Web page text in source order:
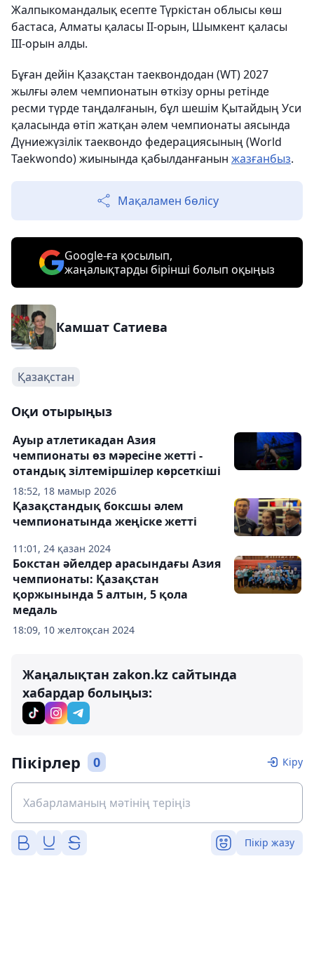
Жалпыкомандалық есепте Түркістан облысы көш
бастаса, Алматы қаласы ІІ-орын, Шымкент қаласы
ІІІ-орын алды.
Бұған дейін Қазақстан таеквондодан (WT) 2027
жылғы әлем чемпионатын өткізу орны ретінде
ресми түрде таңдалғанын, бұл шешім Қытайдың Уси
қаласында өтіп жатқан әлем чемпионаты аясында
Дүниежүзілік таеквондо федерациясының (World
Taekwondo) жиынында қабылданғанын жазғанбыз.
Мақаламен бөлісу
Google-ға қосылып,
жаңалықтарды бірінші болып оқыңыз
Камшат Сатиева
Қазақстан
Оқи отырыңыз
18:52, 18 мамыр 2026
Ауыр атлетикадан Азия
чемпионаты өз мәресіне жетті -
отандық зілтеміршілер көрсеткіші
11:01, 24 қазан 2024
Қазақстандық боксшы әлем
чемпионатында жеңіске жетті
18:09, 10 желтоқсан 2024
Бокстан әйелдер арасындағы Азия
чемпионаты: Қазақстан
қоржынында 5 алтын, 5 қола
медаль
Жаңалықтан zakon.kz сайтында
хабардар болыңыз:
Пікірлер 0 Кіру
Пікір жазу